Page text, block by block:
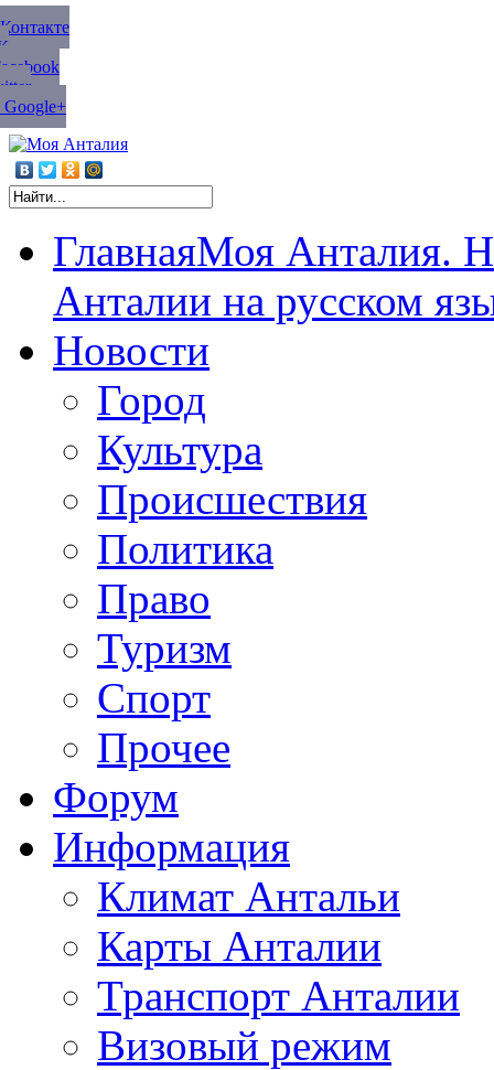
ГлавнаяМоя Анталия.
Анталии на русском
Новости
Город
Культура
Происшествия
Политика
Право
Туризм
Спорт
Прочее
Форум
Информация
Климат Антальи
Карты Анталии
Транспорт Анталии
Визовый режим